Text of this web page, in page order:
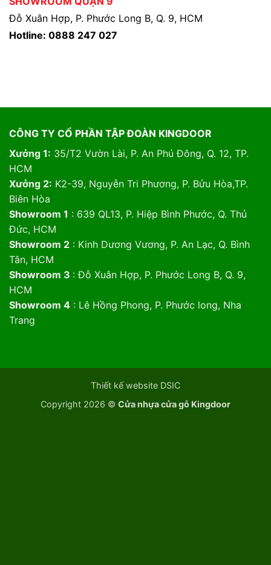
Đỗ Xuân Hợp, P. Phước Long B, Q. 9, HCM
Hotline: 0888 247 027
CÔNG TY CỔ PHẦN TẬP ĐOÀN KINGDOOR
Xưởng 1: 35/T2 Vườn Lài, P. An Phú Đông, Q. 12, TP.
HCM
Xưởng 2: K2-39, Nguyễn Tri Phương, P. Bửu Hòa,TP.
Biên Hòa
Showroom 1 : 639 QL13, P. Hiệp Bình Phước, Q. Thủ
Đức, HCM
Showroom 2: Kinh Dương Vương, P. An Lạc, Q. Bình
Tân, HCM
Showroom 3 : Đỗ Xuân Hợp, P. Phước Long B, Q. 9,
HCM
Showroom 4: Lê Hồng Phong, P. Phước long, Nha
Trang
Thiết kế website DSIC
Copyright 2026 © Cửa nhựa cửa gỗ Kingdoor